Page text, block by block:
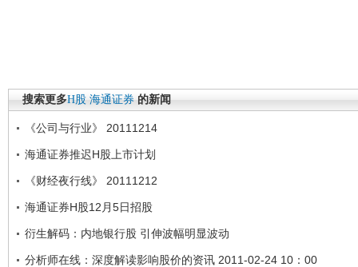
搜索更多H股 海通证券 的新闻
《公司与行业》 20111214
海通证券推迟H股上市计划
《财经夜行线》 20111212
海通证券H股12月5日招股
衍生解码：内地银行股 引伸波幅明显波动
分析师在线：深度解读影响股价的资讯 2011-02-24 10：00